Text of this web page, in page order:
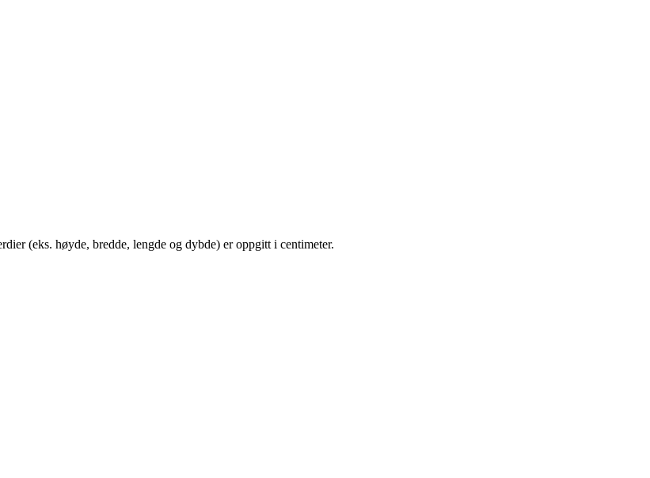
(eks. høyde, bredde, lengde og dybde) er oppgitt i centimeter.